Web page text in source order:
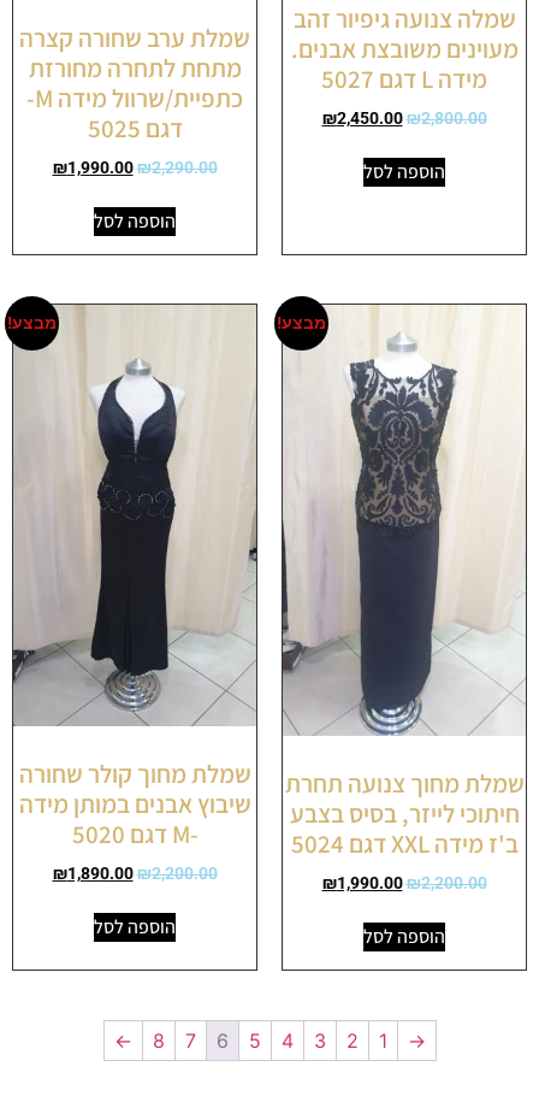
שמלה צנועה גיפיור זהב
מעוינים משובצת אבנים.
מידה L דגם 5027
₪2,800.00
₪2,450.00
הוספה לסל
שמלת ערב שחורה קצרה
מתחת לתחרה מחורזת
כתפיית/שרוול מידה M-
דגם 5025
₪2,290.00
₪1,990.00
הוספה לסל
מבצע!
שמלת מחוך צנועה תחרת
חיתוכי לייזר, בסיס בצבע
ב'ז מידה XXL דגם 5024
₪2,200.00
₪1,990.00
הוספה לסל
מבצע!
שמלת מחוך קולר שחורה
שיבוץ אבנים במותן מידה
-M דגם 5020
₪2,200.00
₪1,890.00
הוספה לסל
→
1
2
3
4
5
6
7
8
←